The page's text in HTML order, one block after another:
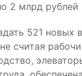
2 млрд рублей
521
считая